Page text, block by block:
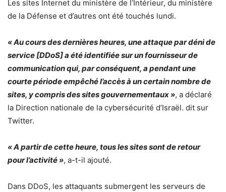
Les sites Internet du ministère de l’Intérieur, du ministère
de la Défense et d’autres ont été touchés lundi.
« Au cours des dernières heures, une attaque par déni de
service [DDoS] a été identifiée sur un fournisseur de
communication qui, par conséquent, a pendant une
courte période empêché l’accès à un certain nombre de
sites, y compris des sites gouvernementaux », a déclaré
la Direction nationale de la cybersécurité d’Israël. dit sur
Twitter.
« A partir de cette heure, tous les sites sont de retour
pour l’activité », a-t-il ajouté.
Dans DDoS, les attaquants submergent les serveurs de